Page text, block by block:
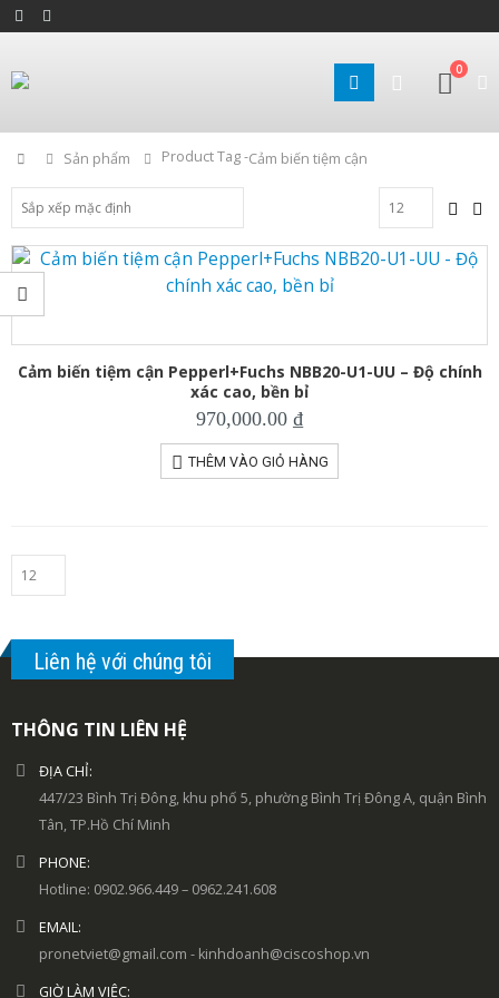
0
Home
Sản phẩm Product Tag -Cảm biến tiệm cận
Cảm biến tiệm cận Pepperl+Fuchs NBB20-U1-UU – Độ chính
xác cao, bền bỉ
970,000.00 ₫
THÊM VÀO GIỎ HÀNG
Liên hệ với chúng tôi
THÔNG TIN LIÊN HỆ
ĐỊA CHỈ:
447/23 Bình Trị Đông, khu phố 5, phường Bình Trị Đông A, quận Bình
Tân, TP.Hồ Chí Minh
PHONE:
Hotline: 0902.966.449 – 0962.241.608
EMAIL:
pronetviet@gmail.com - kinhdoanh@ciscoshop.vn
GIỜ LÀM VIỆC: